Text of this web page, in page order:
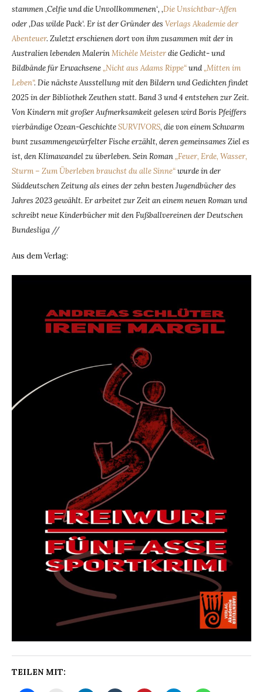
stammen ‚Celfie und die Unvollkommenen‘, ‚Die Unsichtbar-Affen
oder ‚Das wilde Pack‘. Er ist der Gründer des Verlags Akademie der
Abenteuer. Zuletzt erschienen dort von ihm zusammen mit der in
Australien lebenden MalerinMichèle Meisterdie Gedicht- und
Bildbände für Erwachsene„Nicht aus Adams Rippe“und„Mitten im
Leben“. Die nächste Ausstellung mit den Bildern und Gedichten findet
2025 in der Bibliothek Zeuthen statt. Band 3 und 4 entstehen zur Zeit.
Von Kindern mit großer Aufmerksamkeit gelesen wird Boris Pfeiffers
vierbändige Ozean-GeschichteSURVIVORS, die von einem Schwarm
bunt zusammengewürfelter Fische erzählt, deren gemeinsames Ziel es
ist, den Klimawandel zu überleben. Sein Roman„Feuer, Erde, Wasser,
Sturm – Zum Überleben brauchst du alle Sinne“wurde in der
Süddeutschen Zeitung als eines der zehn besten Jugendbücher des
Jahres 2023 gewählt. Er arbeitet zur Zeit an einem neuen Roman und
schreibt neue Kinderbücher mit den Fußballvereinen der Deutschen
Bundesliga //
Aus dem Verlag:
TEILEN MIT: